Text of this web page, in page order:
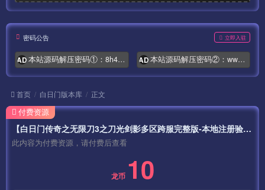
密码公告 立即入驻
AD 本站源码解压密码①：8h4.com AD 本站源码解压密码②：www.syymw.com
首页 白日门版本库 正文
【白日门传奇之无限刀3之刀光剑影多区跨服完整版-本地注册验证】单职业大型PK角色扮演类传奇手游最新打包win服务端源码视频架设教程-开放多区-开放跨服-GM运营后台-多功能GM授权后台-开放跨服-运营后台-安卓版本！
此内容为付费资源，请付费后查看
龙币 10
付费资源